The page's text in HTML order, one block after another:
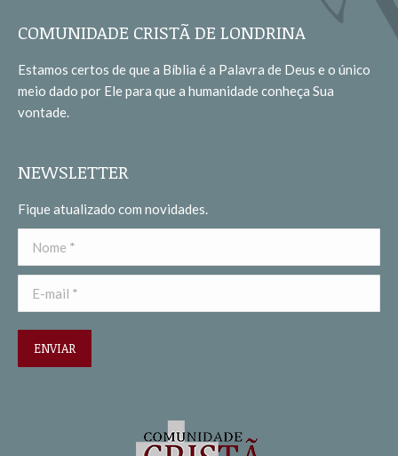
opens
new
window
opens
new
window
COMUNIDADE CRISTÃ DE LONDRINA
Estamos certos de que a Bíblia é a Palavra de Deus e o único
meio dado por Ele para que a humanidade conheça Sua
vontade.
NEWSLETTER
Fique atualizado com novidades.
Nome *
E-mail *
ENVIAR